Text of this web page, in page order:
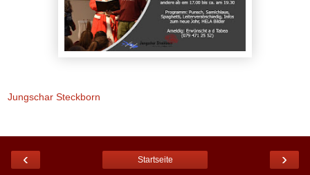
Jungschar Steckborn
‹ ›
Startseite